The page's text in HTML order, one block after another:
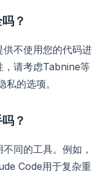
？
不使用您的代码进
，请考虑Tabnine等
的选项。
？
同的工具。例如，
Code用于复杂重